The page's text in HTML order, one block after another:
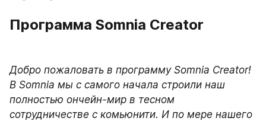
Программа Somnia Creator
Добро пожаловать в программу Somnia Creator!
В Somnia мы с самого начала строили наш
полностью ончейн-мир в тесном
сотрудничестве с комьюнити. И по мере нашего